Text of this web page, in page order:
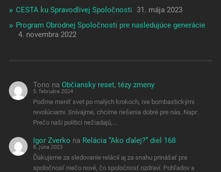
CESTA ku Spravodlivej Spoločnosti 31. mája 2023
Program Obrodnej Spoločnosti pre nasledujúce generácie
4. novembra 2022
Tono na Občiansky reset, tézy zmeny
5. februára 2024
Poďme meniť svet po malých krokoch, nie bombastickými
revolúciami. Snívajme, chcime riešenia dobré pre nás. Napr:
Prečo naši politici nežiadajú,…
Igor Zverko na Relácia “Ako ďalej?” diel 168
8. júna 2023
Ďakujeme za sledovanie relácií aj za snahu prinášať pre
spoločnosť niečo nové, čo spoločnosť ozdraví. Pohľadov a